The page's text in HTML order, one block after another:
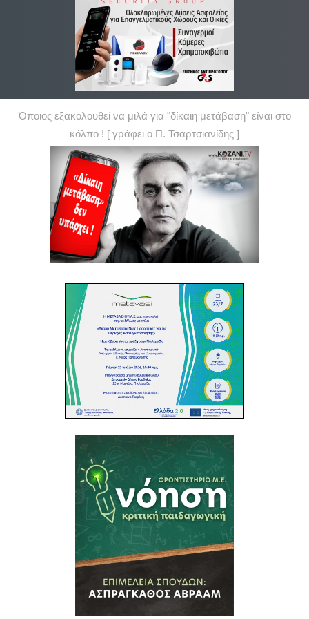
Όποιος εξακολουθεί να μιλά για "δίκαιη μετάβαση" είναι στο
κόλπο ! [ γράφει ο Π. Τσαρτσιανίδης ]